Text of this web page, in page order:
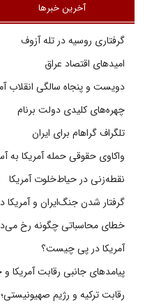
آخرین خبرها
گرفتاری روسیه در تله آزوف
امیدهای اقتصاد عراق
دویست و پنجاه سالگی انقلاب
چهره‌های کلیدی دولت برنام
تلگراف گراهام برای ایران
واکاوی حقوقی حمله آمریکا به
نقطه‌زنی در حیاط‌خلوت آمریکا
گرفتار شدن جنگ‌ایران و
خطای محاسباتی چگونه رخ
آمریکا در پی چیست؟
پیامدهای جانبی رقابت آمریکا
رقابت ترکیه و رژیم